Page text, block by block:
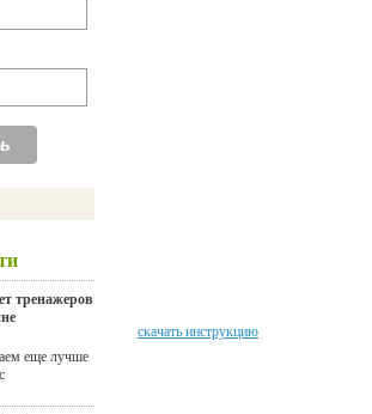
тренажеров
еще лучше
скачать инструкцию